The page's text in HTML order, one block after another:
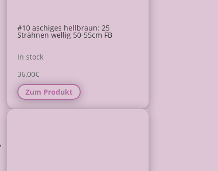
#10 aschiges hellbraun: 25
Strähnen wellig 50-55cm FB
In stock
36,00€
Zum Produkt